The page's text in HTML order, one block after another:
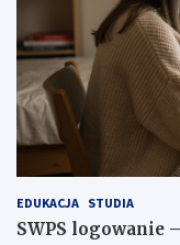
EDUKACJA STUDIA
SWPS logowanie